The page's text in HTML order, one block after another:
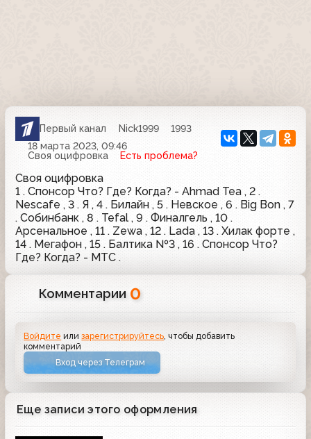
Первый канал Nick1999
1993
18 марта 2023, 09:46
Своя оцифровка
Есть проблема?
Своя оцифровка
1 . Спонсор Что? Где? Когда? - Ahmad Tea , 2 .
Nescafe , 3 . Я , 4 . Билайн , 5 . Невское , 6 . Big Bon , 7
. Собинбанк , 8 . Tefal , 9 . Финалгель , 10 .
Арсенальное , 11 . Zewa , 12 . Lada , 13 . Хилак форте ,
14 . Мегафон , 15 . Балтика №3 , 16 . Спонсор Что?
Где? Когда? - МТС .
Комментарии 0
Войдите илизарегистрируйтесь , чтобы добавить
комментарий
Вход через Телеграм
Еще записи этого оформления